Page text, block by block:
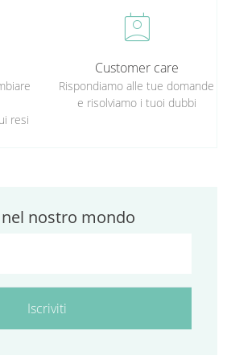
resi
perm_contact_calendar
Customer care
Rispondiamo alle tue domande
e risolviamo i tuoi dubbi
nostro mondo
Iscriviti